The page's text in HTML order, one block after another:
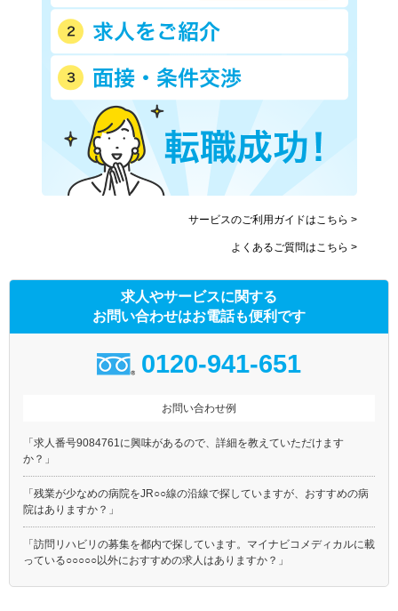
近鉄奈良線
近鉄南大阪線
近鉄信貴線
近鉄けいはんな線
南海電気鉄道
南海高師浜線
北大阪急行電鉄
大阪高速鉄道大阪モノレール
大阪高速鉄道国際文化公園都
阪堺電気軌道上町線
能勢電鉄妙見線
サービスのご利用ガイドはこちら >
よくあるご質問はこちら >
求人やサービスに関する
お問い合わせはお電話も便利です
0120-941-651
お問い合わせ例
「求人番号9084761に興味があるので、詳細を教えていただけます
か？」
「残業が少なめの病院をJR○○線の沿線で探していますが、おすすめの病
院はありますか？」
「訪問リハビリの募集を都内で探しています。マイナビコメディカルに載
っている○○○○○以外におすすめの求人はありますか？」